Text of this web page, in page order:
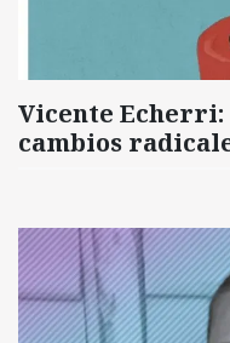
Vicente
cambios